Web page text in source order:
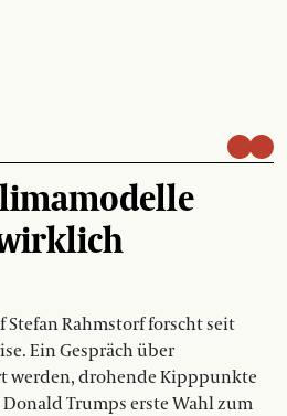
Stefan Rahmstorf forscht seit
Ein Gespräch über
werden, drohende Kipppunkte
Trumps erste Wahl zum